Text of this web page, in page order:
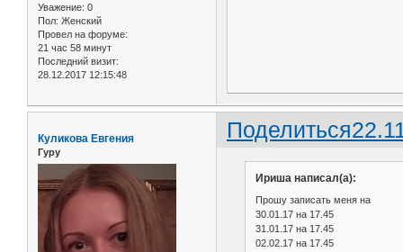
Уважение: 0
Пол: Женский
Провел на форуме:
21 час 58 минут
Последний визит:
28.12.2017 12:15:48
Поделиться
Куликова Евгения
Гуру
Ириша написал(а):
Прошу записать меня на
30.01.17 на 17.45
31.01.17 на 17.45
02.02.17 на 17.45